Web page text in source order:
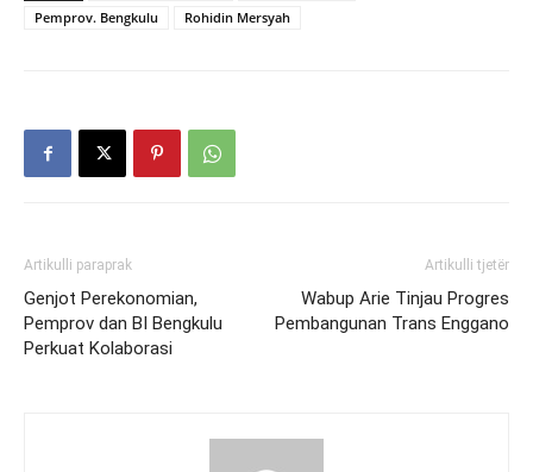
Pemprov. Bengkulu
Rohidin Mersyah
Artikulli paraprak
Genjot Perekonomian,
Pemprov dan BI Bengkulu
Perkuat Kolaborasi
Artikulli tjetër
Wabup Arie Tinjau Progres
Pembangunan Trans Enggano